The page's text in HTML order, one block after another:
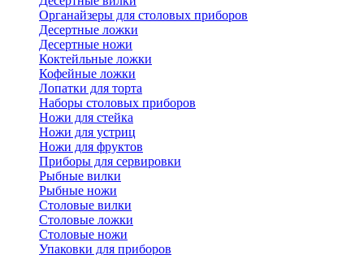
Органайзеры для столовых приборов
Десертные ложки
Десертные ножи
Коктейльные ложки
Кофейные ложки
Лопатки для торта
Наборы столовых приборов
Ножи для стейка
Ножи для устриц
Ножи для фруктов
Приборы для сервировки
Рыбные вилки
Рыбные ножи
Столовые вилки
Столовые ложки
Столовые ножи
Упаковки для приборов